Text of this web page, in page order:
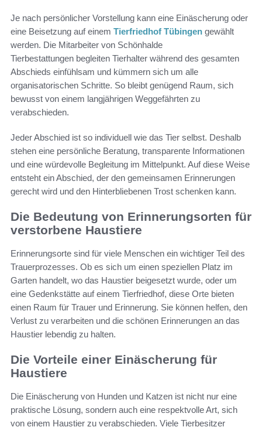
Je nach persönlicher Vorstellung kann eine Einäscherung oder
eine Beisetzung auf einem Tierfriedhof Tübingen gewählt
werden. Die Mitarbeiter von Schönhalde
Tierbestattungen begleiten Tierhalter während des gesamten
Abschieds einfühlsam und kümmern sich um alle
organisatorischen Schritte. So bleibt genügend Raum, sich
bewusst von einem langjährigen Weggefährten zu
verabschieden.
Jeder Abschied ist so individuell wie das Tier selbst. Deshalb
stehen eine persönliche Beratung, transparente Informationen
und eine würdevolle Begleitung im Mittelpunkt. Auf diese Weise
entsteht ein Abschied, der den gemeinsamen Erinnerungen
gerecht wird und den Hinterbliebenen Trost schenken kann.
Die Bedeutung von Erinnerungsorten für
verstorbene Haustiere
Erinnerungsorte sind für viele Menschen ein wichtiger Teil des
Trauerprozesses. Ob es sich um einen speziellen Platz im
Garten handelt, wo das Haustier beigesetzt wurde, oder um
eine Gedenkstätte auf einem Tierfriedhof, diese Orte bieten
einen Raum für Trauer und Erinnerung. Sie können helfen, den
Verlust zu verarbeiten und die schönen Erinnerungen an das
Haustier lebendig zu halten.
Die Vorteile einer Einäscherung für
Haustiere
Die Einäscherung von Hunden und Katzen ist nicht nur eine
praktische Lösung, sondern auch eine respektvolle Art, sich
von einem Haustier zu verabschieden. Viele Tierbesitzer